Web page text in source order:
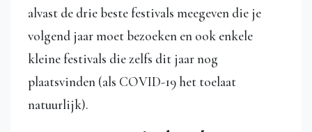
alvast de drie beste festivals meegeven die je
volgend jaar moet bezoeken en ook enkele
kleine festivals die zelfs dit jaar nog
plaatsvinden (als COVID-19 het toelaat
natuurlijk).